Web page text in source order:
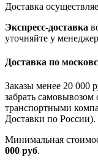
Доставка
Экспресс-доставка
уточняйте у
Доставка по
Заказы менее 20 000
забрать
транспортными
Доставки по России).
Минимальная
000 руб.